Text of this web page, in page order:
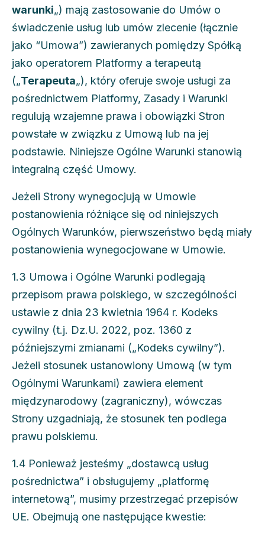
warunki„) mają zastosowanie do Umów o
świadczenie usług lub umów zlecenie (łącznie
jako “Umowa”) zawieranych pomiędzy Spółką
jako operatorem Platformy a terapeutą
(„Terapeuta„), który oferuje swoje usługi za
pośrednictwem Platformy, Zasady i Warunki
regulują wzajemne prawa i obowiązki Stron
powstałe w związku z Umową lub na jej
podstawie. Niniejsze Ogólne Warunki stanowią
integralną część Umowy.
Jeżeli Strony wynegocjują w Umowie
postanowienia różniące się od niniejszych
Ogólnych Warunków, pierwszeństwo będą miały
postanowienia wynegocjowane w Umowie.
1.3 Umowa i Ogólne Warunki podlegają
przepisom prawa polskiego, w szczególności
ustawie z dnia 23 kwietnia 1964 r. Kodeks
cywilny (t.j. Dz.U. 2022, poz. 1360 z
późniejszymi zmianami („Kodeks cywilny”).
Jeżeli stosunek ustanowiony Umową (w tym
Ogólnymi Warunkami) zawiera element
międzynarodowy (zagraniczny), wówczas
Strony uzgadniają, że stosunek ten podlega
prawu polskiemu.
1.4 Ponieważ jesteśmy „dostawcą usług
pośrednictwa” i obsługujemy „platformę
internetową”, musimy przestrzegać przepisów
UE. Obejmują one następujące kwestie: